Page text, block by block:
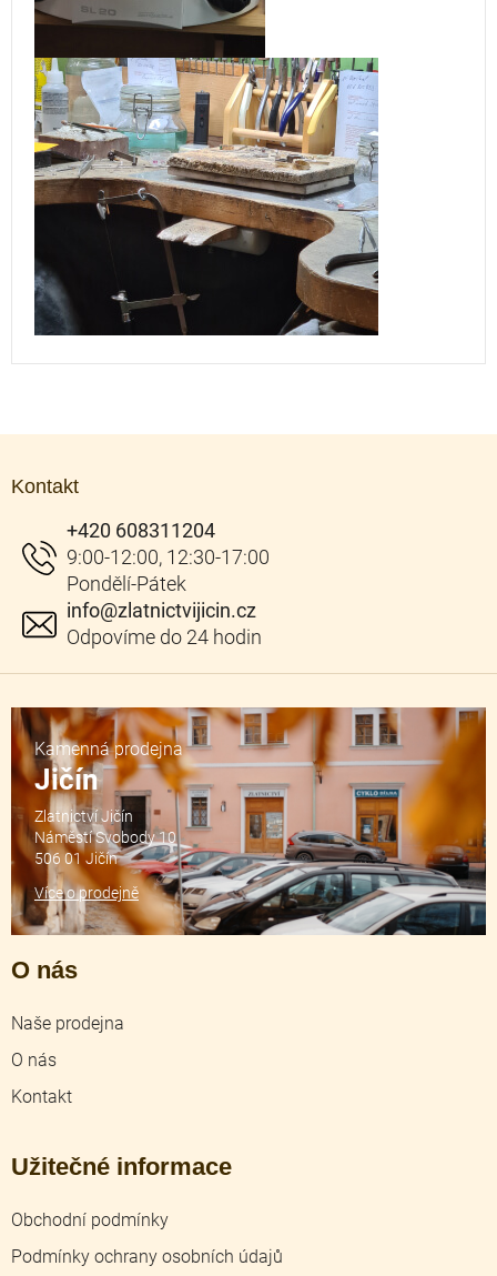
Kontakt
info@zlatnictvijicin.cz
+420 608311204
O nás
Naše prodejna
O nás
Kontakt
Užitečné informace
Obchodní podmínky
Podmínky ochrany osobních údajů
Kamenná prodejna
Jičín
Zlatnictví Jičín
Náměstí Svobody 10
506 01 Jičín
Více o prodejně